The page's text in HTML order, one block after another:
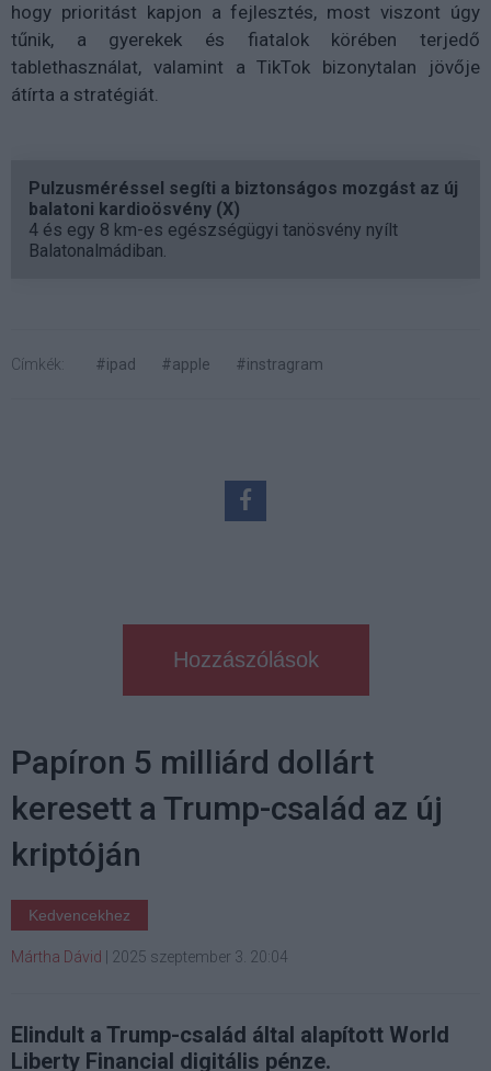
hogy prioritást kapjon a fejlesztés, most viszont úgy
tűnik, a gyerekek és fiatalok körében terjedő
tablethasználat, valamint a TikTok bizonytalan jövője
átírta a stratégiát.
Pulzusméréssel segíti a biztonságos mozgást az új
balatoni kardioösvény (X)
4 és egy 8 km-es egészségügyi tanösvény nyílt
Balatonalmádiban.
Címkék: #ipad #apple #instragram
Hozzászólások
Papíron 5 milliárd dollárt
keresett a Trump-család az új
kriptóján
Kedvencekhez
Mártha Dávid 2025 szeptember 3. 20:04
Elindult a Trump-család által alapított World
Liberty Financial digitális pénze.